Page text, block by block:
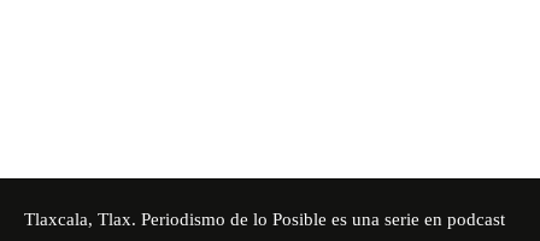
Tlaxcala, Tlax. Periodismo de lo Posible es una serie en podcast